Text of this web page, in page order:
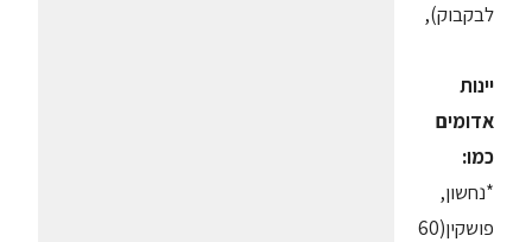
לבקבוק),
יינות
אדומים
כמו:
*נחשון,
פושקין(60